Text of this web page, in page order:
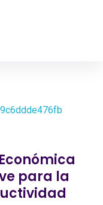
para la